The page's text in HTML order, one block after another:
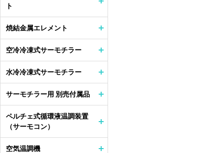
ト
焼結金属エレメント
空冷冷凍式サーモチラー
水冷冷凍式サーモチラー
サーモチラー用 別売付属品
ペルチェ式循環液温調装置
（サーモコン）
空気温調機